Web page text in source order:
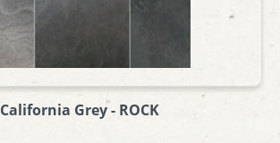
California Grey - ROCK